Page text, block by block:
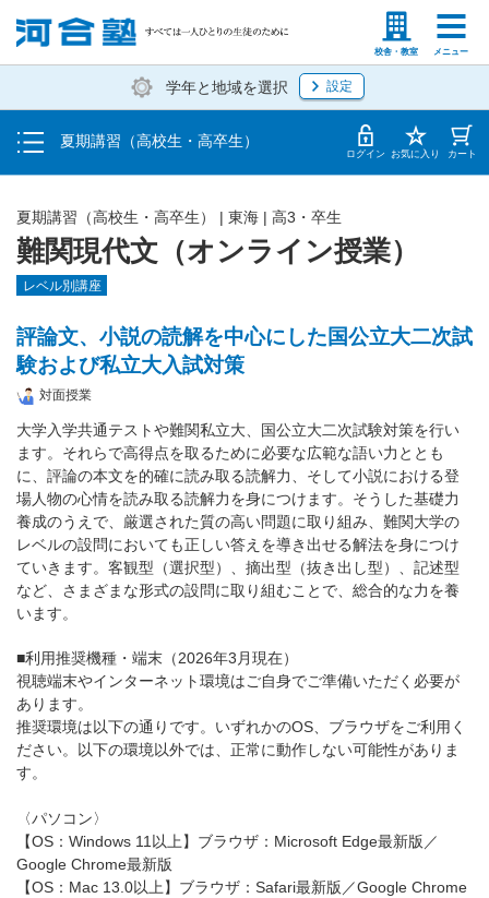
校舎・教室 メニュー
塾生の方 高等学校の先生
学年と地域を選択 設定
夏期講習（高校生・高卒生）
受講料・お申し込み方法
受講開始までの流れ
校舎・教室一覧 ログイン お気に入り カート
難関現代文（オンライン授業）
夏期講習（高校生・高卒生） | 東海 | 高3・卒生
レベル別講座
評論文、小説の読解を中心にした国公立大二次試
験および私立大入試対策
対面授業
大学入学共通テストや難関私立大、国公立大二次試験対策を行い
ます。それらで高得点を取るために必要な広範な語い力ととも
に、評論の本文を的確に読み取る読解力、そして小説における登
場人物の心情を読み取る読解力を身につけます。そうした基礎力
養成のうえで、厳選された質の高い問題に取り組み、難関大学の
レベルの設問においても正しい答えを導き出せる解法を身につけ
ていきます。客観型（選択型）、摘出型（抜き出し型）、記述型
など、さまざまな形式の設問に取り組むことで、総合的な力を養
います。
■利用推奨機種・端末（2026年3月現在）
視聴端末やインターネット環境はご自身でご準備いただく必要が
あります。
推奨環境は以下の通りです。いずれかのOS、ブラウザをご利用く
ださい。以下の環境以外では、正常に動作しない可能性がありま
す。
〈パソコン〉
【OS：Windows 11以上】ブラウザ：Microsoft Edge最新版／
Google Chrome最新版
【OS：Mac 13.0以上】ブラウザ：Safari最新版／Google Chrome